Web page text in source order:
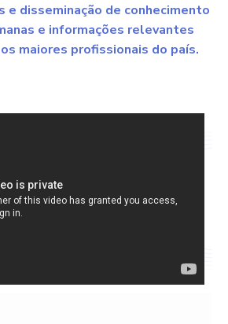
e disseminação de conhecimento
e informações relevantes
maiores profissionais do país.